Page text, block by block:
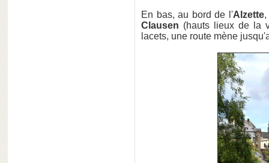
En bas, au bord de l'Alzette,
Clausen (hauts lieux de la
lacets, une route mène